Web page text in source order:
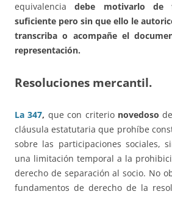
equivalenciadebe motivarlo de
suficiente pero sin que ello le
transcriba o acompañe el
representación.
Resoluciones mercantil.
La 347, que con criterio novedoso
cláusula estatutaria que prohíbe
sobre las participaciones sociales,
una limitación temporal a la
derecho de separación al socio. No
fundamentos de derecho de la